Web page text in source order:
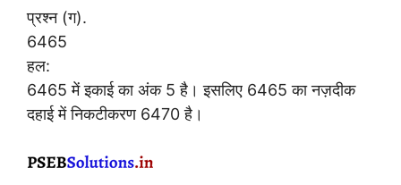
प्रश्न (ग).
6465
हल:
6465 में इकाई का अंक 5 है। इसलिए 6465 का नज़दीक
दहाई में निकटीकरण 6470 है।